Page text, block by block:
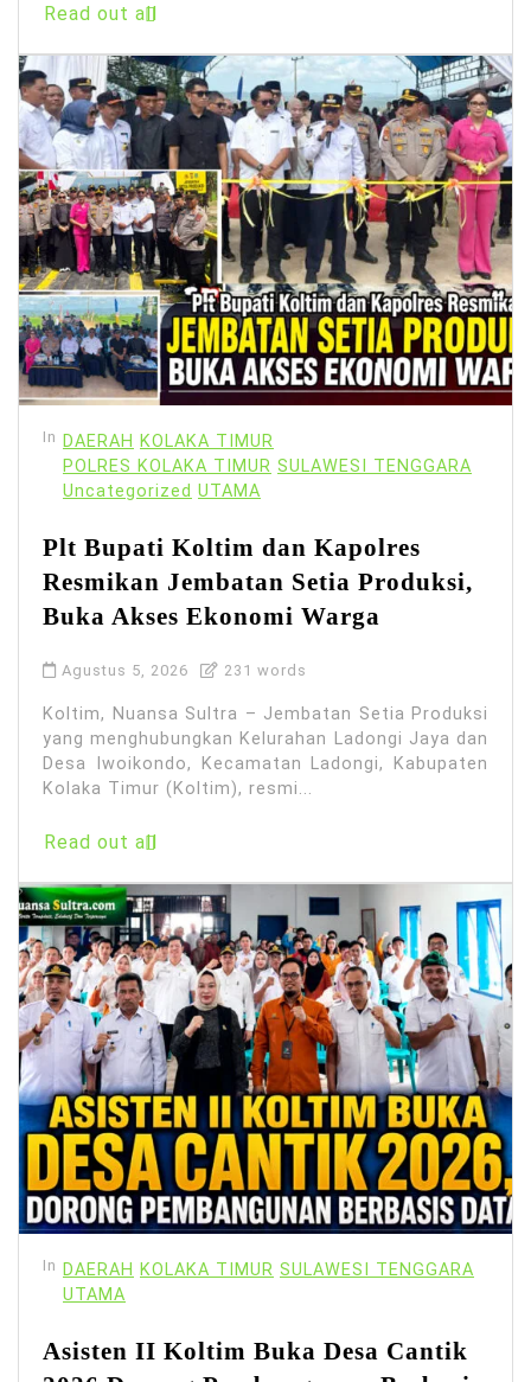
Read out all
In DAERAH KOLAKA TIMUR
POLRES KOLAKA TIMUR SULAWESI TENGGARA
Uncategorized UTAMA
Plt Bupati Koltim dan Kapolres
Resmikan Jembatan Setia Produksi,
Buka Akses Ekonomi Warga
Agustus 5, 2026 231 words
Koltim, Nuansa Sultra – Jembatan Setia Produksi
yang menghubungkan Kelurahan Ladongi Jaya dan
Desa Iwoikondo, Kecamatan Ladongi, Kabupaten
Kolaka Timur (Koltim), resmi...
Read out all
In DAERAH KOLAKA TIMUR SULAWESI TENGGARA
UTAMA
Asisten II Koltim Buka Desa Cantik